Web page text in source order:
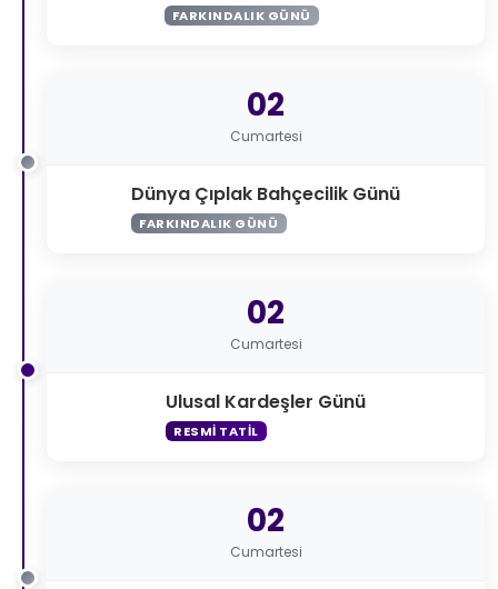
FARKINDALIK GÜNÜ
02
Cumartesi
Dünya Çıplak Bahçecilik Günü
FARKINDALIK GÜNÜ
02
Cumartesi
Ulusal Kardeşler Günü
RESMI TATIL
02
Cumartesi